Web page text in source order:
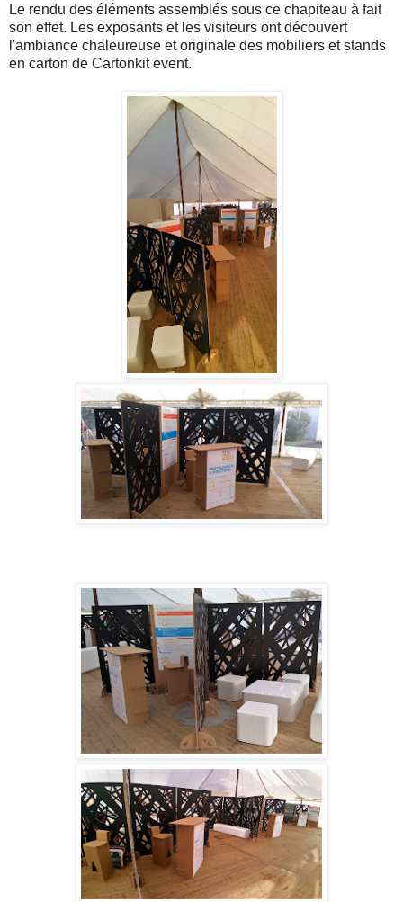
Le rendu des éléments assemblés sous ce chapiteau à fait
son effet. Les exposants et les visiteurs ont découvert
l'ambiance chaleureuse et originale des mobiliers et stands
en carton de Cartonkit event.